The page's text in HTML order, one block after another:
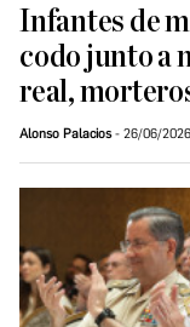
Infantes de
codo junto a
real,
Alonso Palacios 26/06/2026